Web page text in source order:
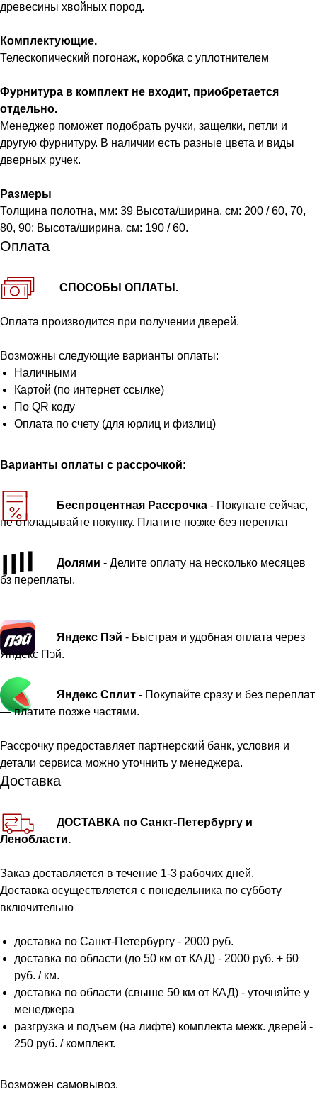
древесины хвойных пород.
Комплектующие.
Телескопический погонаж, коробка с уплотнителем
Фурнитура в комплект не входит, приобретается
отдельно.
Менеджер поможет подобрать ручки, защелки, петли и
другую фурнитуру. В наличии есть разные цвета и виды
дверных ручек.
Размеры
Толщина полотна, мм: 39 Высота/ширина, см: 200 / 60, 70,
80, 90; Высота/ширина, см: 190 / 60.
Оплата
СПОСОБЫ ОПЛАТЫ.
Оплата производится при получении дверей.
Возможны следующие варианты оплаты:
Наличными
Картой (по интернет ссылке)
По QR коду
Оплата по счету (для юрлиц и физлиц)
Варианты оплаты с рассрочкой:
Беспроцентная Рассрочка - Покупате сейчас,
не откладывайте покупку. Платите позже без переплат
Долями - Делите оплату на несколько месяцев
бз переплаты.
Яндекс Пэй - Быстрая и удобная оплата через
Яндекс Пэй.
Яндекс Сплит - Покупайте сразу и без переплат
— платите позже частями.
Рассрочку предоставляет партнерский банк, условия и
детали сервиса можно уточнить у менеджера.
Доставка
ДОСТАВКА по Санкт-Петербургу и
Ленобласти.
Заказ доставляется в течение 1-3 рабочих дней.
Доставка осуществляется с понедельника по субботу
включительно
доставка по Санкт-Петербургу - 2000 руб.
доставка по области (до 50 км от КАД) - 2000 руб. + 60
руб. / км.
доставка по области (свыше 50 км от КАД) - уточняйте у
менеджера
разгрузка и подъем (на лифте) комплекта межк. дверей -
250 руб. / комплект.
Возможен самовывоз.